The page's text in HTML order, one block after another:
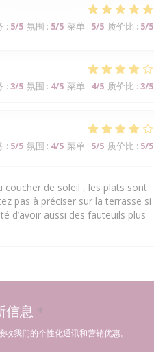
: 5/5 氛围 : 5/5 菜单: 5/5 质价比 : 5/5
: 3/5 氛围 : 4/5 菜单: 4/5 质价比 : 3/5
: 5/5 氛围 : 4/5 菜单: 5/5 质价比 : 5/5
coucher de soleil , les plats sont
pas à préciser sur la terrasse si
d’avoir aussi des fauteuils plus
信息 *
我们的个性化通讯和营销优惠。